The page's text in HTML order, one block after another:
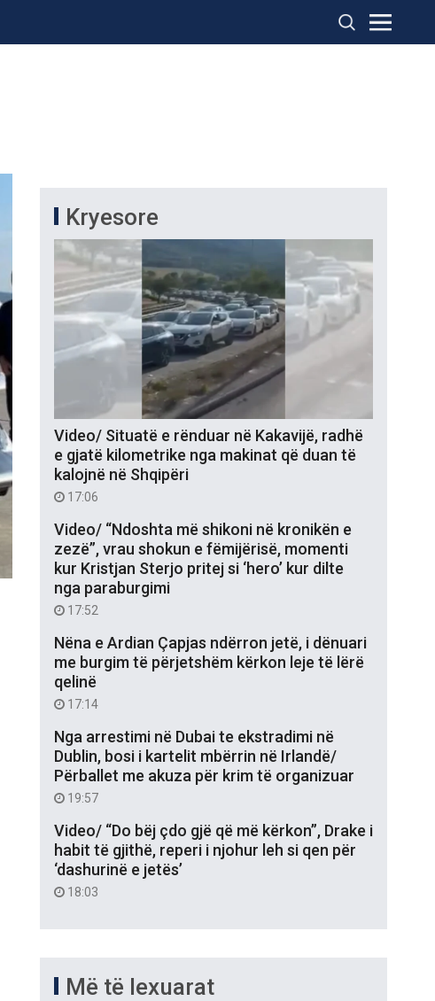
Kryesore
Video/ Situatë e rënduar në Kakavijë, radhë
e gjatë kilometrike nga makinat që duan të
kalojnë në Shqipëri
17:06
Video/ “Ndoshta më shikoni në kronikën e
zezë”, vrau shokun e fëmijërisë, momenti
kur Kristjan Sterjo pritej si ‘hero’ kur dilte
nga paraburgimi
17:52
Nëna e Ardian Çapjas ndërron jetë, i dënuari
me burgim të përjetshëm kërkon leje të lërë
qelinë
17:14
Nga arrestimi në Dubai te ekstradimi në
Dublin, bosi i kartelit mbërrin në Irlandë/
Përballet me akuza për krim të organizuar
19:57
Video/ “Do bëj çdo gjë që më kërkon”, Drake i
habit të gjithë, reperi i njohur leh si qen për
‘dashurinë e jetës’
18:03
Më të lexuarat